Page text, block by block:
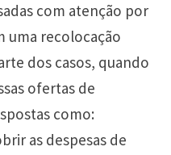
com atenção por
uma recolocação
dos casos, quando
ofertas de
como:
as despesas de